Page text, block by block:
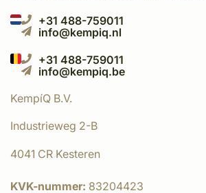
+31 488-759011
info@kempiq.nl
+31 488-759011
info@kempiq.be
KempíQ B.V.
Industrieweg 2-B
4041 CR Kesteren
KVK-nummer: 83204423